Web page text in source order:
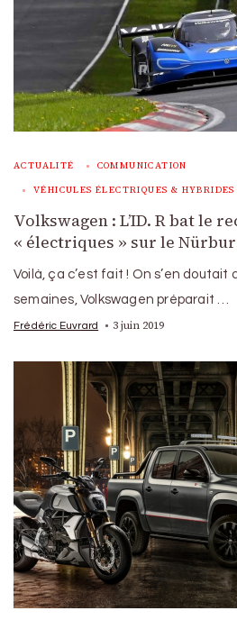
ACTUALITÉ COMMUNICATION
VÉHICULES ÉLECTRIQUES & HYBRIDES
Volkswagen : L’ID. R bat le
« électriques » sur le
Voilà, ça c’est fait ! On s’en doutait
semaines, Volkswagen préparait …
Frédéric Euvrard 3 juin 2019